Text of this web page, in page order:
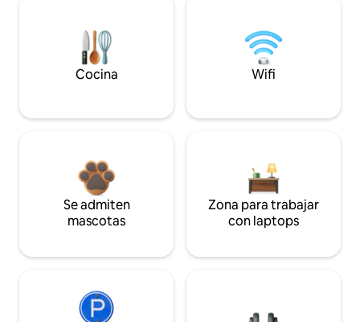
Cocina Wifi
Se admiten
mascotas
Zona para trabajar
con laptops